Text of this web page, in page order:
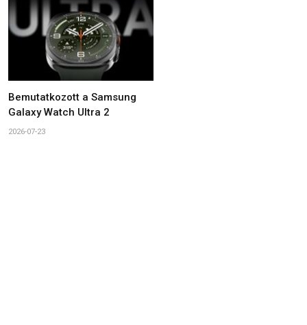
Bemutatkozott a Samsung
Galaxy Watch Ultra 2
2026-07-23